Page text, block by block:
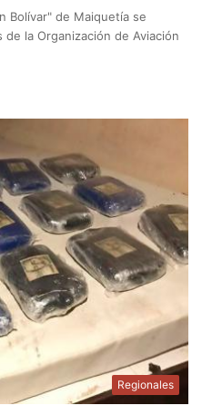
Bolívar" de Maiquetía se
la Organización de Aviación
Regionales